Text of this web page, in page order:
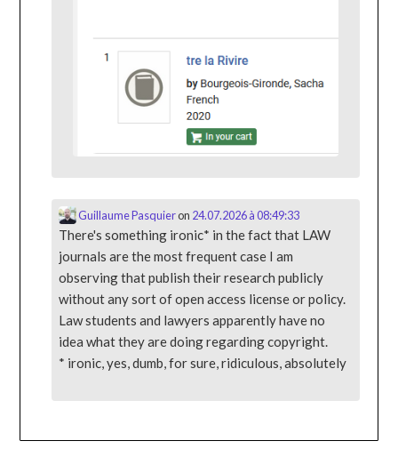
Guillaume Pasquieron 24.07.2026 à 08:49:33
There's something ironic* in the fact that LAW
journals are the most frequent case I am
observing that publish their research publicly
without any sort of open access license or policy.
Law students and lawyers apparently have no
idea what they are doing regarding copyright.
* ironic, yes, dumb, for sure, ridiculous, absolutely